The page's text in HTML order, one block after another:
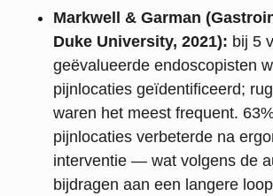
Markwell & Garman
Duke University, 2021): bij 5
geëvalueerde endoscopisten
pijnlocaties geïdentificeerd;
waren het meest frequent.
pijnlocaties verbeterde na
interventie — wat volgens de
bijdragen aan een langere